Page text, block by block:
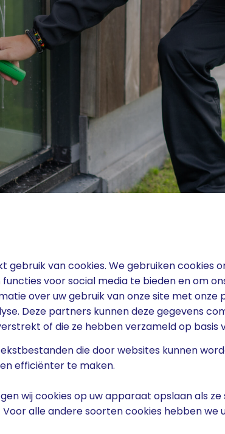
gebruik van cookies. We gebruiken cookies
voor social media te bieden en om
over uw gebruik van onze site met onze
Deze partners kunnen deze gegevens
of die ze hebben verzameld op basis
die door websites kunnen
efficiënter te maken.
wij cookies op uw apparaat opslaan als
Voor alle andere soorten cookies hebben we